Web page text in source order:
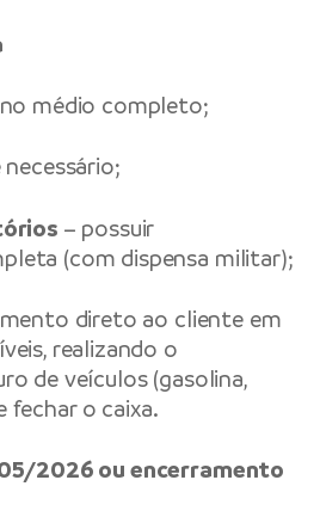
médio completo;
necessário;
– possuir
(com dispensa militar);
direto ao cliente em
realizando o
de veículos (gasolina,
fechar o caixa.
2026 ou encerramento